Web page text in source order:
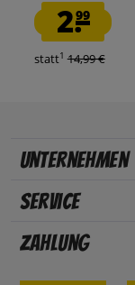
2.99
statt1 14,99 €
Unternehmen
Service
Zahlung